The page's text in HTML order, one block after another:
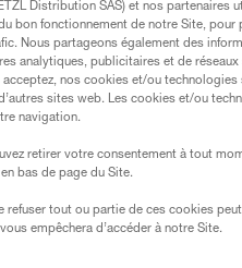
Distribution SAS) et nos
bon fonctionnement de notre Site,
Nous partageons également des
analytiques, publicitaires et de
acceptez, nos cookies et/ou
sites web. Les cookies et/ou
navigation.
retirer votre consentement à tout
bas de page du Site.
refuser tout ou partie de ces cookies
empêchera d’accéder à notre Site.